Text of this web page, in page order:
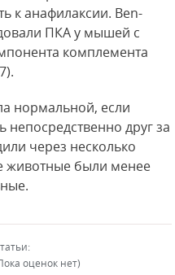
к анафилаксии. Ben-
ПКА у мышей с
комплемента
нормальной, если
непосредственно друг за
через несколько
животные были менее
оценок нет)